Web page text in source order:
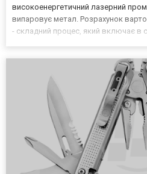
високоенергетичний лазерний
випаровує метал. Розрахунок
- складний процес, який включає в